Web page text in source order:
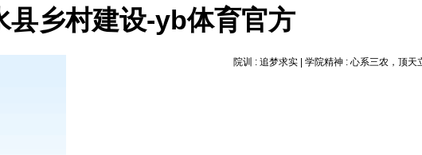
县乡村建设-yb体育官方
院训 : 追梦求实 | 学院精神 : 心系三农，顶